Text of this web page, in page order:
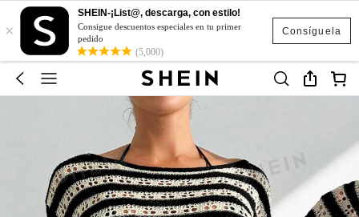
Consíguela
×
SHEIN-¡List@, descarga, con estilo!
Consigue descuentos especiales en tu primer
pedido
(5,000)